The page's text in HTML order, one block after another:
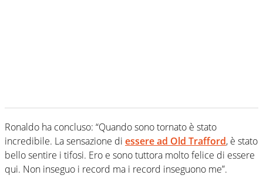
Ronaldo ha concluso: “Quando sono tornato è stato
incredibile. La sensazione di essere ad Old Trafford, è stato
bello sentire i tifosi. Ero e sono tuttora molto felice di essere
qui. Non inseguo i record ma i record inseguono me”.